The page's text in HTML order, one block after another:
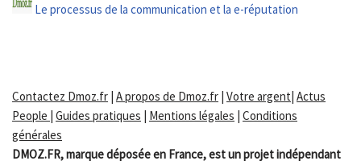
Le processus de la communication et la e-réputation
Contactez Dmoz.fr | A propos de Dmoz.fr | Votre argent| Actus
People | Guides pratiques | Mentions légales | Conditions
générales
DMOZ.FR, marque déposée en France, est un projet indépendant